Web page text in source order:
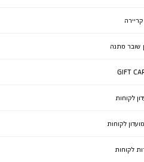
קריירה
שובר מתנה
GIFT
לקוחות
לקוחות
לקוחות